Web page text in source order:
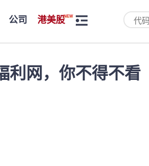
公司 港美股
利网，你不得不看